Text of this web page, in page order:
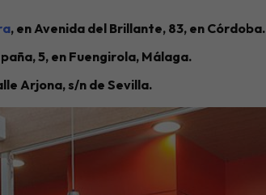
, en Avenida del Brillante, 83, en Córdoba.
5, en Fuengirola, Málaga.
Arjona, s/n de Sevilla.